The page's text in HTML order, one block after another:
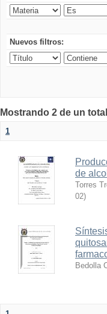
Nuevos filtros:
Mostrando 2 de un
1
de
Torres
02)
Bedolla